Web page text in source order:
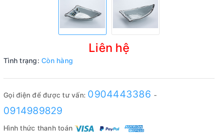
Liên hệ
Tình trạng: Còn hàng
Gọi điện để được tư vấn: 0904443386 -
0914989829
Hình thức thanh toán